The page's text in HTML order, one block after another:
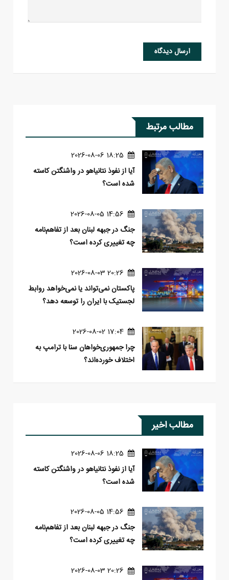
ارسال دیدگاه
مطالب مرتبط
18:25 2026-08-06
آیا از نفوذ نتانیاهو در واشنگتن کاسته
شده است؟
14:56 2026-08-05
جنگ در جبهه لبنان بعد از تفاهم‌نامه
چه تغییری کرده است؟
20:26 2026-08-03
پاکستان نمی‌تواند یا نمی‌خواهد روابط
لجستیک با ایران را توسعه دهد؟
17:04 2026-08-02
چرا جمهوری‌خواهان سنا با ترامپ به
اختلاف خورده‌اند؟
مطالب اخیر
18:25 2026-08-06
آیا از نفوذ نتانیاهو در واشنگتن کاسته
شده است؟
14:56 2026-08-05
جنگ در جبهه لبنان بعد از تفاهم‌نامه
چه تغییری کرده است؟
20:26 2026-08-03